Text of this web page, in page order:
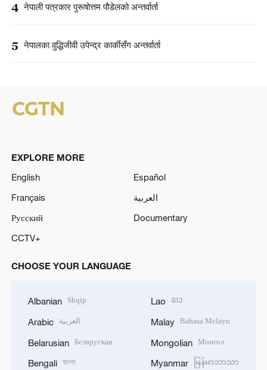
4 नेपाली पत्रकार पुरूषोत्तम पौडेलको अन्तर्वार्ता
5 नेपालका वुद्धिजीवी उपेन्द्र कार्कीसँग अन्तर्वार्ता
EXPLORE MORE
English
Español
Français
العربية
Русский
Documentary
CCTV+
CHOOSE YOUR LANGUAGE
Albanian Shqip
Arabic العربية
Belarusian Беларуская
Bengali বাংলা
Lao ລາວ
Malay Bahasa Melayu
Mongolian Монгол
Myanmar မြန်မာဘာသာ